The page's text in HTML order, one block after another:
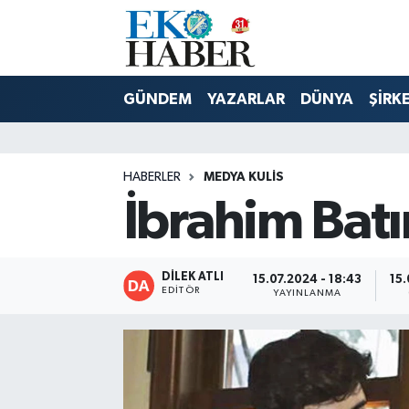
GÜNDEM YAZARLAR DÜNYA
HABERLER MEDYA KULIS
İbrahim
DİLEK ATLI
EDITÖR
15.07.2024 - 18:43
YAYINLANMA
Hava Durumu
Tüm Manşetler
Haber Arşivi